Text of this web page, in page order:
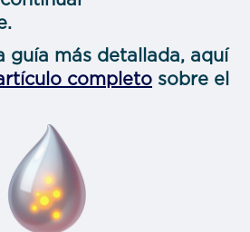
guía más detallada, aquí
completo sobre el